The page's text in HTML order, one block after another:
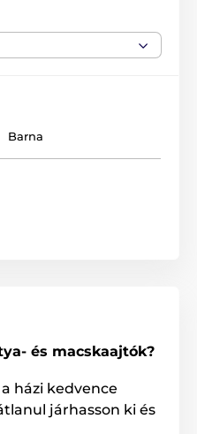
Barna
és macskaajtók?
házi kedvence
járhasson ki és